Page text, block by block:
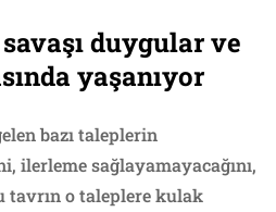
savaşı duygular ve
yaşanıyor
bazı taleplerin
ilerleme sağlayamayacağını,
tavrın o taleplere kulak